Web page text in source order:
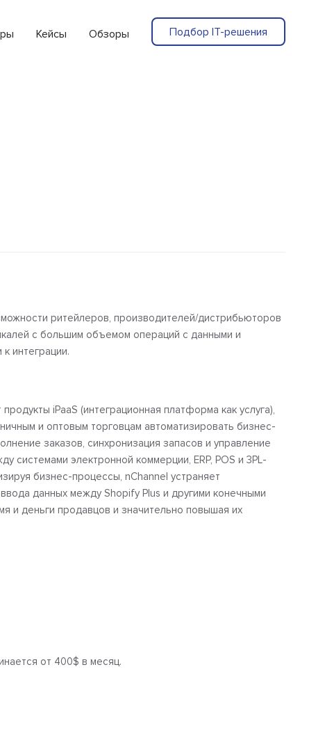
Кейсы Обзоры Подбор IT-решения
ритейлеров, производителей/дистрибьюторов
с большим объемом операций с данными и
интеграции.
iPaaS (интеграционная платформа как услуга),
и оптовым торговцам автоматизировать бизнес-
заказов, синхронизация запасов и управление
системами электронной коммерции, ERP, POS и 3PL-
бизнес-процессы, nChannel устраняет
данных между Shopify Plus и другими конечными
и деньги продавцов и значительно повышая их
от 400$ в месяц.